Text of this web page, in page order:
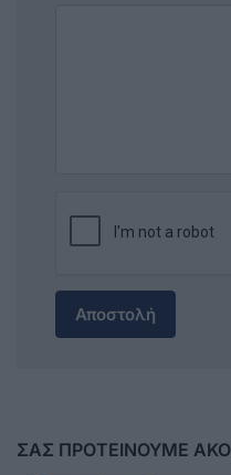
Αποστολή
ΣΑΣ ΠΡΟΤΕΙΝΟΥΜΕ